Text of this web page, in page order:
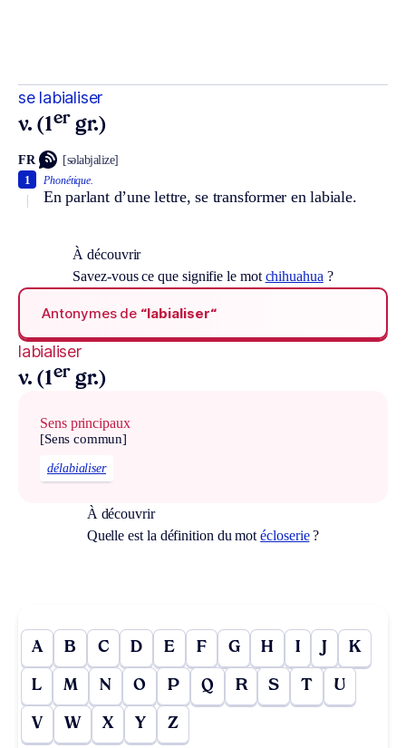
se labialiser
v. (1er gr.)
FR [səlabjalize]
Phonétique.
En parlant d’une lettre, se transformer en labiale.
1
À découvrir
Savez-vous ce que signifie le mot chihuahua ?
Antonymes de “labialiser“
labialiser
v. (1er gr.)
Sens principaux
[Sens commun]
délabialiser
À découvrir
Quelle est la définition du motécloserie?
A B C D E F G H I J K
L M N O P Q R S T U
V W X Y Z